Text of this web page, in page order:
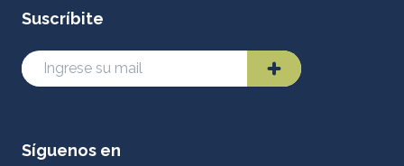
Suscríbite
Síguenos en